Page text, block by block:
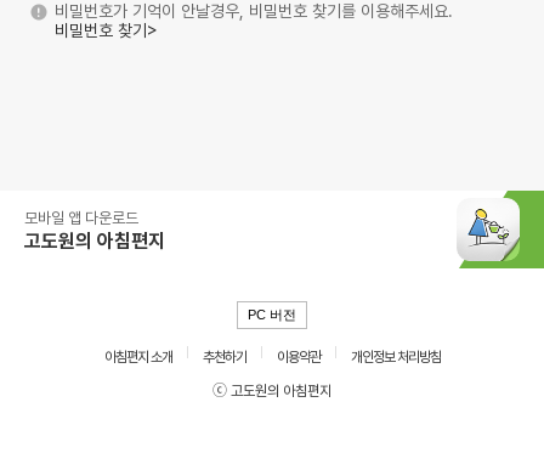
비밀번호가 기억이 안날경우, 비밀번호 찾기를 이용해주세요.
비밀번호 찾기>
모바일 앱 다운로드
고도원의 아침편지
PC 버전
아침편지 소개 추천하기 이용약관
개인정보 처리방침
ⓒ 고도원의 아침편지